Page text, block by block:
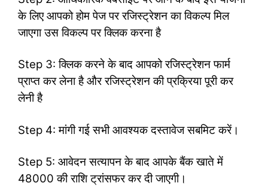
के लिए आपको होम पेज पर रजिस्ट्रेशन का विकल्प मिल
जाएगा उस विकल्प पर क्लिक करना है
Step 3: क्लिक करने के बाद आपको रजिस्ट्रेशन फार्म
प्राप्त कर लेना है और रजिस्ट्रेशन की प्रक्रिया पूरी कर
लेनी है
Step 4: मांगी गई सभी आवश्यक दस्तावेज सबमिट करें।
Step 5: आवेदन सत्यापन के बाद आपके बैंक खाते में
48000 की राशि ट्रांसफर कर दी जाएगी।